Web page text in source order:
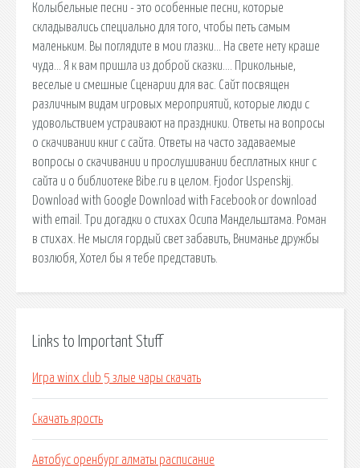
Колыбельные песни - это особенные песни, которые
складывались специально для того, чтобы петь самым
маленьким. Вы поглядите в мои глазки… На свете нету краше
чуда… Я к вам пришла из доброй сказки…. Прикольные,
веселые и смешные Сценарии для вас. Сайт посвящен
различным видам игровых мероприятий, которые люди с
удовольствием устраивают на праздники. Ответы на вопросы
о скачивании книг с сайта. Ответы на часто задаваемые
вопросы о скачивании и прослушивании бесплатных книг с
сайта и о библиотеке Bibe.ru в целом. Fjodor Uspenskij.
Download with Google Download with Facebook or download
with email. Три догадки о стихах Осипа Мандельштама. Роман
в стихах. Не мысля гордый свет забавить, Вниманье дружбы
возлюбя, Хотел бы я тебе представить.
Links to Important Stuff
Игра winx club 5 злые чары скачать
Скачать ярость
Автобус оренбург алматы расписание